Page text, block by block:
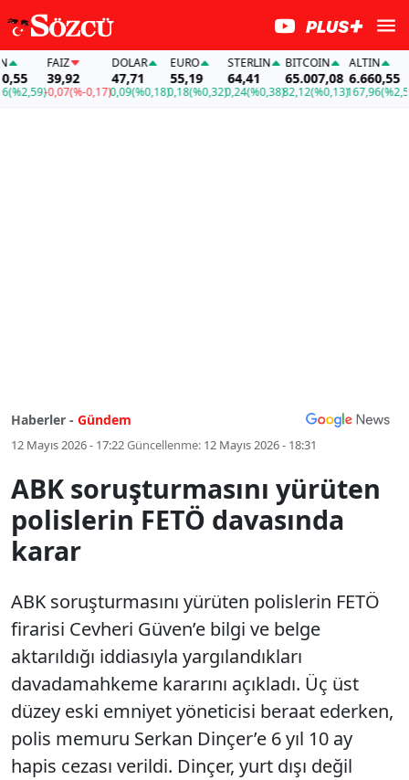
FAİZ
39,92
-0,07(%-0,17)
DOLAR
47,71
0,09(%0,18)
EURO
55,19
0,18(%0,32)
STERLIN
64,41
0,24(%0,38)
BITCOIN
65.007,08
82,12(%0,13)
ALTIN
6.660,55
167,96(%2,59)-
Haberler - Gündem
12 Mayıs 2026 - 17:22Güncellenme: 12 Mayıs 2026 - 18:31
ABK soruşturmasını yürüten
polislerin FETÖ davasında
karar
ABK soruşturmasını yürüten polislerin FETÖ
firarisi Cevheri Güven’e bilgi ve belge
aktarıldığı iddiasıyla yargılandıkları
davadamahkeme kararını açıkladı. Üç üst
düzey eski emniyet yöneticisi beraat ederken,
polis memuru Serkan Dinçer’e 6 yıl 10 ay
hapis cezası verildi. Dinçer, yurt dışı değil